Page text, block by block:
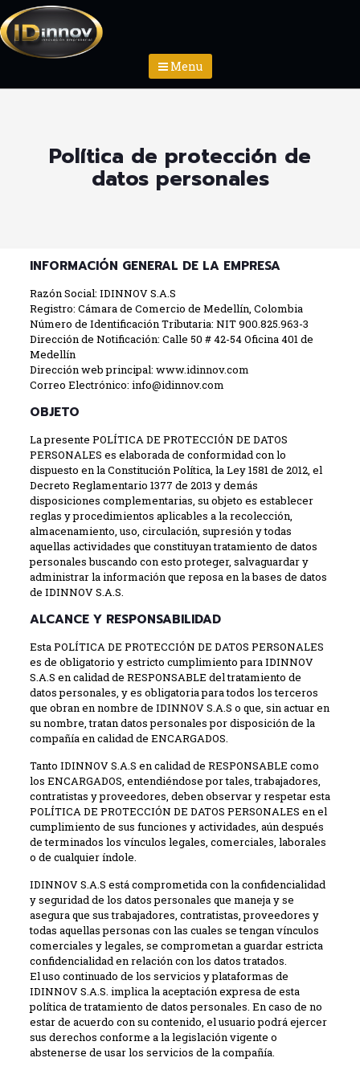
Menu
Política de protección de
datos personales
INFORMACIÓN GENERAL DE LA EMPRESA
Razón Social: IDINNOV S.A.S
Registro: Cámara de Comercio de Medellín, Colombia
Número de Identificación Tributaria: NIT 900.825.963-3
Dirección de Notificación: Calle 50 # 42-54 Oficina 401 de
Medellín
Dirección web principal: www.idinnov.com
Correo Electrónico: info@idinnov.com
OBJETO
La presente POLÍTICA DE PROTECCIÓN DE DATOS
PERSONALES es elaborada de conformidad con lo
dispuesto en la Constitución Política, la Ley 1581 de 2012, el
Decreto Reglamentario 1377 de 2013 y demás
disposiciones complementarias, su objeto es establecer
reglas y procedimientos aplicables a la recolección,
almacenamiento, uso, circulación, supresión y todas
aquellas actividades que constituyan tratamiento de datos
personales buscando con esto proteger, salvaguardar y
administrar la información que reposa en la bases de datos
de IDINNOV S.A.S.
ALCANCE Y RESPONSABILIDAD
Esta POLÍTICA DE PROTECCIÓN DE DATOS PERSONALES
es de obligatorio y estricto cumplimiento para IDINNOV
S.A.S en calidad de RESPONSABLE del tratamiento de
datos personales, y es obligatoria para todos los terceros
que obran en nombre de IDINNOV S.A.S o que, sin actuar en
su nombre, tratan datos personales por disposición de la
compañía en calidad de ENCARGADOS.
Tanto IDINNOV S.A.S en calidad de RESPONSABLE como
los ENCARGADOS, entendiéndose por tales, trabajadores,
contratistas y proveedores, deben observar y respetar esta
POLÍTICA DE PROTECCIÓN DE DATOS PERSONALES en el
cumplimiento de sus funciones y actividades, aún después
de terminados los vínculos legales, comerciales, laborales
o de cualquier índole.
IDINNOV S.A.S está comprometida con la confidencialidad
y seguridad de los datos personales que maneja y se
asegura que sus trabajadores, contratistas, proveedores y
todas aquellas personas con las cuales se tengan vínculos
comerciales y legales, se comprometan a guardar estricta
confidencialidad en relación con los datos tratados.
El uso continuado de los servicios y plataformas de
IDINNOV S.A.S. implica la aceptación expresa de esta
política de tratamiento de datos personales. En caso de no
estar de acuerdo con su contenido, el usuario podrá ejercer
sus derechos conforme a la legislación vigente o
abstenerse de usar los servicios de la compañía.